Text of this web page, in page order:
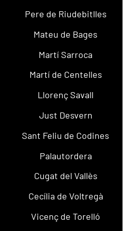
Pere de Riudebitlles
Mateu de Bages
Martí Sarroca
Martí de Centelles
Llorenç Savall
Just Desvern
Sant Feliu de Codines
Palautordera
Cugat del Vallès
Cecília de Voltregà
Vicenç de Torelló